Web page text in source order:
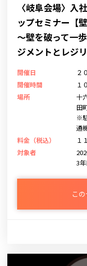
〈岐阜会場〉入
ップセミナー【
～壁を破って一
ジメントとレジ
開催日
２
開催時間
１
場所
十
田
※
通
料金（税込）
１
対象者
3
こ